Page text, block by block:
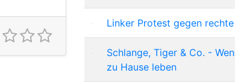
Linker Protest gegen
Schlange, Tiger & Co. -
zu Hause leben